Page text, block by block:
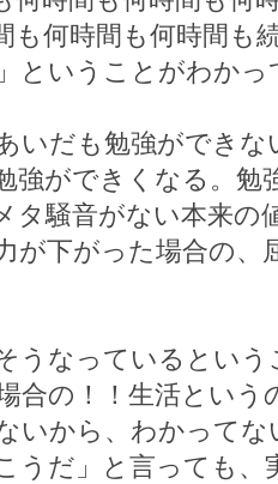
も何時間も何時間も
ということがわかっ
いだも勉強ができな
強ができくなる。勉
タ騒音がない本来の
が下がった場合の、
うなっているという
合の！！生活という
いから、わかってな
うだ」と言っても、